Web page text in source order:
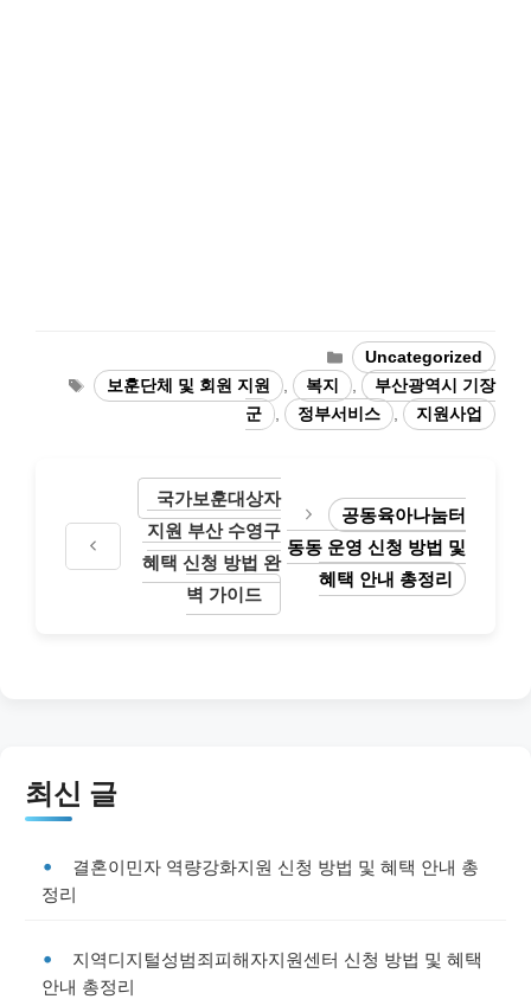
Categories
Uncategorized
Tags보훈단체 및 회원 지원 , 복지 ,
부산광역시 기장
군
, 정부서비스 , 지원사업
국가보훈대상자
지원 부산 수영구
혜택 신청 방법 완
벽 가이드
공동육아나눔터
동동 운영 신청 방법 및
혜택 안내 총정리
최신 글
결혼이민자 역량강화지원 신청 방법 및 혜택 안내 총
정리
지역디지털성범죄피해자지원센터 신청 방법 및 혜택
안내 총정리